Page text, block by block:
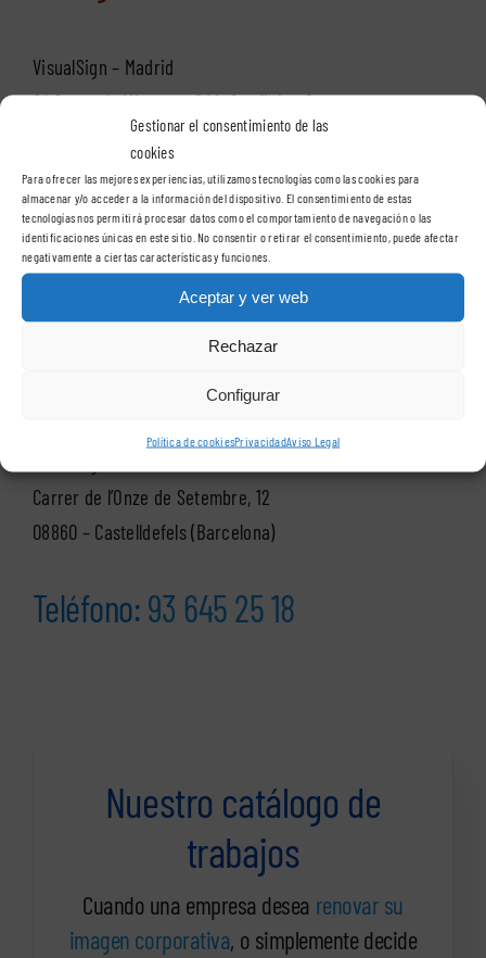
Gestionar el consentimiento de las
cookies
Para ofrecer las mejores experiencias, utilizamos tecnologías como las cookies para
almacenar y/o acceder a la información del dispositivo. El consentimiento de estas
tecnologías nos permitirá procesar datos como el comportamiento de navegación o las
identificaciones únicas en este sitio. No consentir o retirar el consentimiento, puede afectar
negativamente a ciertas características y funciones.
Aceptar y ver web
Rechazar
Configurar
Política de cookiesPrivacidadAviso Legal
VisualSign – Madrid
C/ Casas de Miravete, 24A, 2º oficina 2
28031 – Madrid
Teléfono:91 400 89 67
VisualSign en Barcelona
Carrer de l’Onze de Setembre, 12
08860 – Castelldefels (Barcelona)
Teléfono:93 645 25 18
Nuestro catálogo de
trabajos
Cuando una empresa desea renovar su
imagen corporativa, o simplemente decide